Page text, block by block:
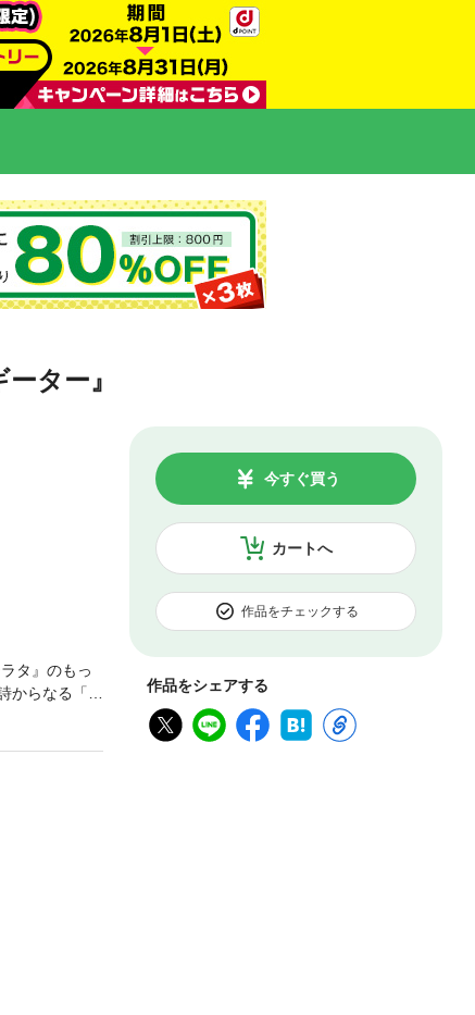
ター』
カートへ
今すぐ買う
作品をチェックする
作品をシェアする
タ』のもっ
らなる「神
所としてき
。そうして
ことが自分
らない問題